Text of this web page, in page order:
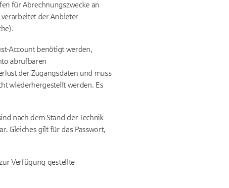
für Abrechnungszwecke an
der Anbieter
Account benötigt werden,
abrufbaren
der Zugangsdaten und muss
wiederhergestellt werden. Es
nach dem Stand der Technik
Gleiches gilt für das Passwort,
Verfügung gestellte